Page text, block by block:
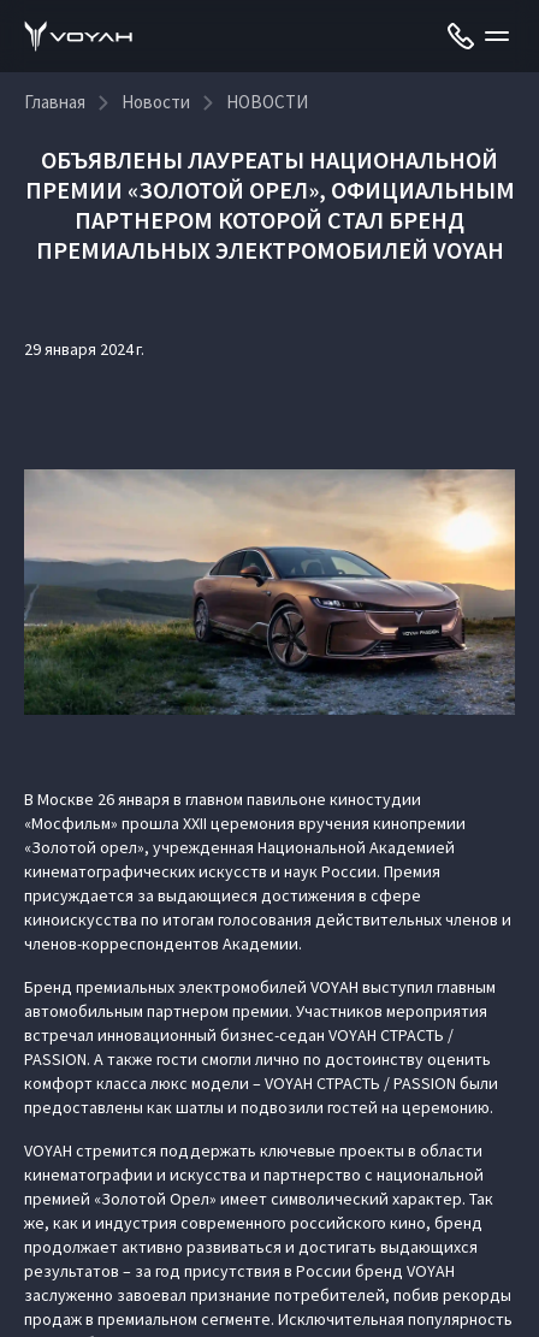
Главная Новости НОВОСТИ
ОБЪЯВЛЕНЫ ЛАУРЕАТЫ НАЦИОНАЛЬНОЙ
ПРЕМИИ «ЗОЛОТОЙ ОРЕЛ», ОФИЦИАЛЬНЫМ
ПАРТНЕРОМ КОТОРОЙ СТАЛ БРЕНД
ПРЕМИАЛЬНЫХ ЭЛЕКТРОМОБИЛЕЙ VOYAH
29 января 2024 г.
В Москве 26 января в главном павильоне киностудии
«Мосфильм» прошла XXII церемония вручения кинопремии
«Золотой орел», учрежденная Национальной Академией
кинематографических искусств и наук России. Премия
присуждается за выдающиеся достижения в сфере
киноискусства по итогам голосования действительных членов и
членов-корреспондентов Академии.
Бренд премиальных электромобилей VOYAH выступил главным
автомобильным партнером премии. Участников мероприятия
встречал инновационный бизнес-седан VOYAH СТРАСТЬ /
PASSION. А также гости смогли лично по достоинству оценить
комфорт класса люкс модели – VOYAH СТРАСТЬ / PASSION были
предоставлены как шатлы и подвозили гостей на церемонию.
VOYAH стремится поддержать ключевые проекты в области
кинематографии и искусства и партнерство с национальной
премией «Золотой Орел» имеет символический характер. Так
же, как и индустрия современного российского кино, бренд
продолжает активно развиваться и достигать выдающихся
результатов – за год присутствия в России бренд VOYAH
заслуженно завоевал признание потребителей, побив рекорды
продаж в премиальном сегменте. Исключительная популярность